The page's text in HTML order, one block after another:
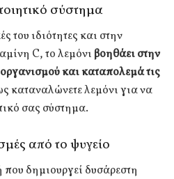
σύστημα
του ιδιότητες και στην
C, το λεμόνι βοηθάει στην
και καταπολεμά τις
καταναλώνετε λεμόνι για να
σας σύστημα.
από το ψυγείο
δημιουργεί δυσάρεστη